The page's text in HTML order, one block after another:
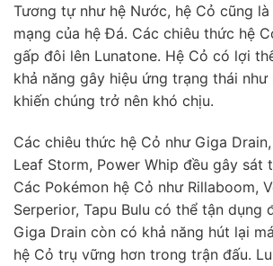
Tương tự như hệ Nước, hệ Cỏ cũng
mạng của hệ Đá. Các chiêu thức hệ
gấp đôi lên Lunatone. Hệ Cỏ có lợi
khả năng gây hiệu ứng trạng thái như
khiến chúng trở nên khó chịu.
Các chiêu thức hệ Cỏ như Giga
Leaf Storm, Power Whip đều gây sát
Các Pokémon hệ Cỏ như Rillaboom,
Serperior, Tapu Bulu có thể tận dụng
Giga Drain còn có khả năng hút lại
hệ Cỏ trụ vững hơn trong trận đấu.